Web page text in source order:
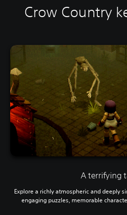
Crow Country
A terrifying
Explore a richly atmospheric and deeply
engaging puzzles, memorable